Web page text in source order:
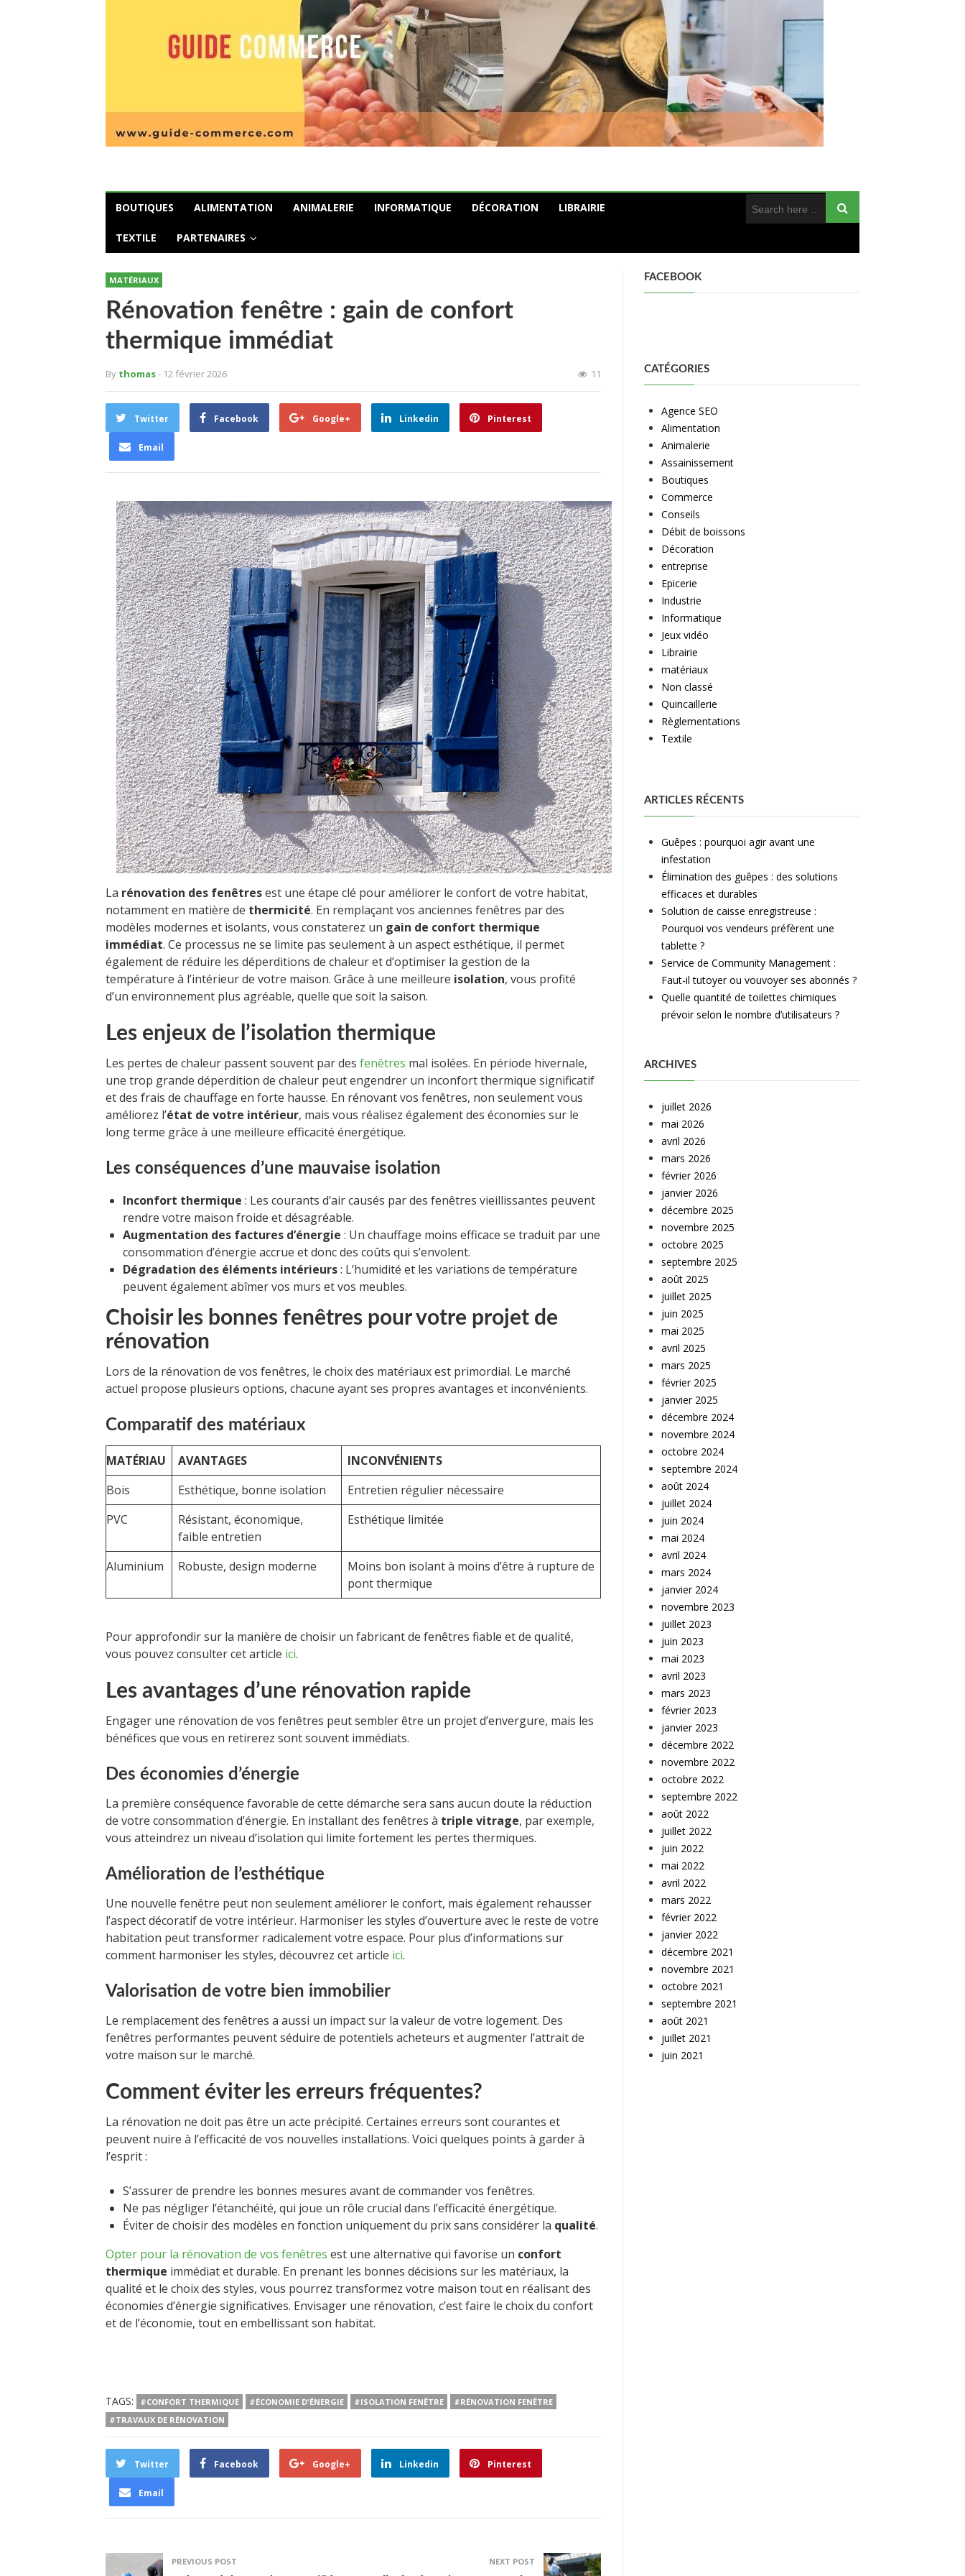
BOUTIQUES ALIMENTATION ANIMALERIE INFORMATIQUE DÉCORATION LIBRAIRIE
TEXTILE PARTENAIRES
MATÉRIAUX
Rénovation fenêtre : gain de confort
thermique immédiat
By thomas- 12 février 2026 11
Twitter Facebook Google+ Linkedin Pinterest
Email
La rénovation des fenêtresest une étape clé pour améliorer le confort de votre habitat,
notamment en matière de thermicité. En remplaçant vos anciennes fenêtres par des
modèles modernes et isolants, vous constaterez un gain de confort thermique
immédiat. Ce processus ne se limite pas seulement à un aspect esthétique, il permet
également de réduire les déperditions de chaleur et d’optimiser la gestion de la
température à l’intérieur de votre maison. Grâce à une meilleure isolation, vous profité
d’un environnement plus agréable, quelle que soit la saison.
Les enjeux de l’isolation thermique
Les pertes de chaleur passent souvent par des fenêtres mal isolées. En période hivernale,
une trop grande déperdition de chaleur peut engendrer un inconfort thermique significatif
et des frais de chauffage en forte hausse. En rénovant vos fenêtres, non seulement vous
améliorez l’état de votre intérieur, mais vous réalisez également des économies sur le
long terme grâce à une meilleure efficacité énergétique.
Les conséquences d’une mauvaise isolation
Inconfort thermique : Les courants d’air causés par des fenêtres vieillissantes peuvent
rendre votre maison froide et désagréable.
Augmentation des factures d’énergie : Un chauffage moins efficace se traduit par une
consommation d’énergie accrue et donc des coûts qui s’envolent.
Dégradation des éléments intérieurs: L’humidité et les variations de température
peuvent également abîmer vos murs et vos meubles.
Choisir les bonnes fenêtres pour votre projet de
rénovation
Lors de la rénovation de vos fenêtres, le choix des matériaux est primordial. Le marché
actuel propose plusieurs options, chacune ayant ses propres avantages et inconvénients.
Comparatif des matériaux
MATÉRIAU AVANTAGES
INCONVÉNIENTS
Bois
Esthétique, bonne isolation
Entretien régulier nécessaire
PVC
Résistant, économique,
faible entretien
Esthétique limitée
Aluminium Robuste, design moderne
Moins bon isolant à moins d’être à rupture de
pont thermique
Pour approfondir sur la manière de choisir un fabricant de fenêtres fiable et de qualité,
vous pouvez consulter cet article ici.
Les avantages d’une rénovation rapide
Engager une rénovation de vos fenêtres peut sembler être un projet d’envergure, mais les
bénéfices que vous en retirerez sont souvent immédiats.
Des économies d’énergie
La première conséquence favorable de cette démarche sera sans aucun doute la réduction
de votre consommation d’énergie. En installant des fenêtres à triple vitrage, par exemple,
vous atteindrez un niveau d’isolation qui limite fortement les pertes thermiques.
Amélioration de l’esthétique
Une nouvelle fenêtre peut non seulement améliorer le confort, mais également rehausser
l’aspect décoratif de votre intérieur. Harmoniser les styles d’ouverture avec le reste de votre
habitation peut transformer radicalement votre espace. Pour plus d’informations sur
comment harmoniser les styles, découvrez cet article ici.
Valorisation de votre bien immobilier
Le remplacement des fenêtres a aussi un impact sur la valeur de votre logement. Des
fenêtres performantes peuvent séduire de potentiels acheteurs et augmenter l’attrait de
votre maison sur le marché.
Comment éviter les erreurs fréquentes?
La rénovation ne doit pas être un acte précipité. Certaines erreurs sont courantes et
peuvent nuire à l’efficacité de vos nouvelles installations. Voici quelques points à garder à
l’esprit :
S’assurer de prendre les bonnes mesures avant de commander vos fenêtres.
Ne pas négliger l’étanchéité, qui joue un rôle crucial dans l’efficacité énergétique.
Éviter de choisir des modèles en fonction uniquement du prix sans considérer la qualité.
Opter pour la rénovation de vos fenêtres est une alternative qui favorise un confort
thermique immédiat et durable. En prenant les bonnes décisions sur les matériaux, la
qualité et le choix des styles, vous pourrez transformez votre maison tout en réalisant des
économies d’énergie significatives. Envisager une rénovation, c’est faire le choix du confort
et de l’économie, tout en embellissant son habitat.
TAGS: #CONFORT THERMIQUE #ÉCONOMIE D'ÉNERGIE #ISOLATION FENÊTRE
#RÉNOVATION FENÊTRE
#TRAVAUX DE RÉNOVATION
Twitter Facebook Google+ Linkedin Pinterest
Email
PREVIOUS POST NEXT POST
FACEBOOK
CATÉGORIES
Agence SEO
Alimentation
Animalerie
Assainissement
Boutiques
Commerce
Conseils
Débit de boissons
Décoration
entreprise
Epicerie
Industrie
Informatique
Jeux vidéo
Librairie
matériaux
Non classé
Quincaillerie
Règlementations
Textile
ARTICLES RÉCENTS
Guêpes : pourquoi agir avant une
infestation
Élimination des guêpes : des solutions
efficaces et durables
Solution de caisse enregistreuse :
Pourquoi vos vendeurs préfèrent une
tablette ?
Service de Community Management :
Faut-il tutoyer ou vouvoyer ses abonnés ?
Quelle quantité de toilettes chimiques
prévoir selon le nombre d’utilisateurs ?
ARCHIVES
juillet 2026
mai 2026
avril 2026
mars 2026
février 2026
janvier 2026
décembre 2025
novembre 2025
octobre 2025
septembre 2025
août 2025
juillet 2025
juin 2025
mai 2025
avril 2025
mars 2025
février 2025
janvier 2025
décembre 2024
novembre 2024
octobre 2024
septembre 2024
août 2024
juillet 2024
juin 2024
mai 2024
avril 2024
mars 2024
janvier 2024
novembre 2023
juillet 2023
juin 2023
mai 2023
avril 2023
mars 2023
février 2023
janvier 2023
décembre 2022
novembre 2022
octobre 2022
septembre 2022
août 2022
juillet 2022
juin 2022
mai 2022
avril 2022
mars 2022
février 2022
janvier 2022
décembre 2021
novembre 2021
octobre 2021
septembre 2021
août 2021
juillet 2021
juin 2021